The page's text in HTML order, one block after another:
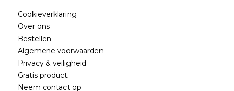
Cookieverklaring
Over ons
Bestellen
Algemene voorwaarden
Privacy & veiligheid
Gratis product
Neem contact op